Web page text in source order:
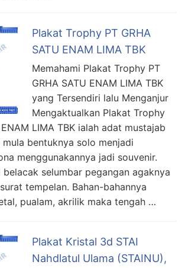
Plakat Trophy PT GRHA
SATU ENAM LIMA TBK
Memahami Plakat Trophy PT
GRHA SATU ENAM LIMA TBK
yang Tersendiri lalu Menganjur
Mengaktualkan Plakat Trophy
ENAM LIMA TBK ialah adat mustajab
bentuknya solo menjadi
menggunakannya jadi souvenir.
selumbar pegangan agaknya
tempelan. Bahan-bahannya
pualam, akrilik maka tengah …
Plakat Kristal 3d STAI
Nahdlatul Ulama (STAINU),